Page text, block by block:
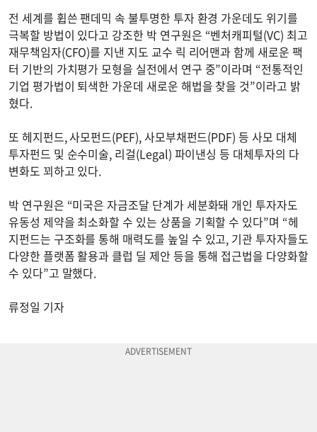
전 세계를 휩쓴 팬데믹 속 불투명한 투자 환경 가운데도 위기를
극복할 방법이 있다고 강조한 박 연구원은 “벤처캐피털(VC) 최고
재무책임자(CFO)를 지낸 지도 교수 릭 리어맨과 함께 새로운 팩
터 기반의 가치평가 모형을 실전에서 연구 중”이라며 “전통적인
기업 평가법이 퇴색한 가운데 새로운 해법을 찾을 것”이라고 밝
혔다.
또 헤지펀드, 사모펀드(PEF), 사모부채펀드(PDF) 등 사모 대체
투자펀드 및 순수미술, 리걸(Legal) 파이낸싱 등 대체투자의 다
변화도 꾀하고 있다.
박 연구원은 “미국은 자금조달 단계가 세분화돼 개인 투자자도
유동성 제약을 최소화할 수 있는 상품을 기획할 수 있다”며 “헤
지펀드는 구조화를 통해 매력도를 높일 수 있고, 기관 투자자들도
다양한 플랫폼 활용과 클럽 딜 제안 등을 통해 접근법을 다양화할
수 있다”고 말했다.
류정일 기자